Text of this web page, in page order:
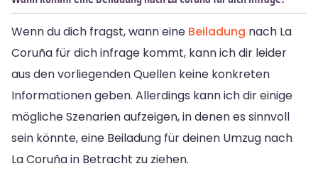
Wenn du dich fragst, wann eine Beiladung nach La
Coruña für dich infrage kommt, kann ich dir leider
aus den vorliegenden Quellen keine konkreten
Informationen geben. Allerdings kann ich dir einige
mögliche Szenarien aufzeigen, in denen es sinnvoll
sein könnte, eine Beiladung für deinen Umzug nach
La Coruña in Betracht zu ziehen.